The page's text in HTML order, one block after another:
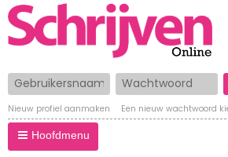
Gebruikersnaam Wachtwoord
Nieuw profiel aanmaken Een nieuw wachtwoord
Hoofdmenu